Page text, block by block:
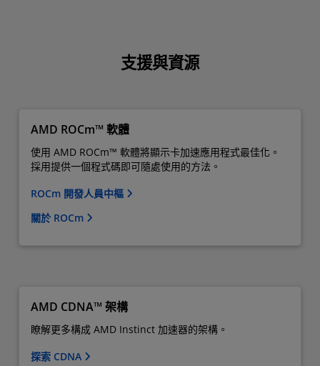
支援與資源
AMD ROCm™ 軟體
使用 AMD ROCm™ 軟體將顯示卡加速應用程式最佳化。
採用提供一個程式碼即可隨處使用的方法。
ROCm 開發人員中樞
關於 ROCm
AMD CDNA™ 架構
瞭解更多構成 AMD Instinct 加速器的架構。
探索 CDNA